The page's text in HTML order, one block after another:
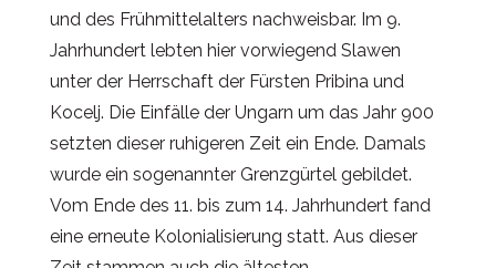
und des Frühmittelalters nachweisbar. Im 9.
Jahrhundert lebten hier vorwiegend Slawen
unter der Herrschaft der Fürsten Pribina und
Kocelj. Die Einfälle der Ungarn um das Jahr 900
setzten dieser ruhigeren Zeit ein Ende. Damals
wurde ein sogenannter Grenzgürtel gebildet.
Vom Ende des 11. bis zum 14. Jahrhundert fand
eine erneute Kolonialisierung statt. Aus dieser